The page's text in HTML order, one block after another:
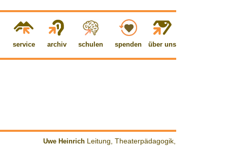
service archiv schulen spenden über uns
Uwe Heinrich Leitung, Theaterpädagogik,